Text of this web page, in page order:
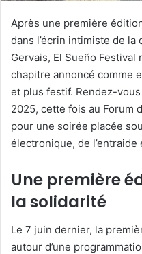
Après une première
dans l’écrin intimiste de la
Gervais, El Sueño
chapitre annoncé comme
et plus festif. Rendez-
2025, cette fois au Forum
pour une soirée placée
électronique, de l’entraide
Une première
la solidarité
Le 7 juin dernier, la
autour d’une